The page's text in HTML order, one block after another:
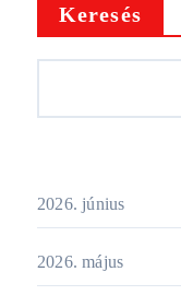
Keresés
2026. június
2026. május